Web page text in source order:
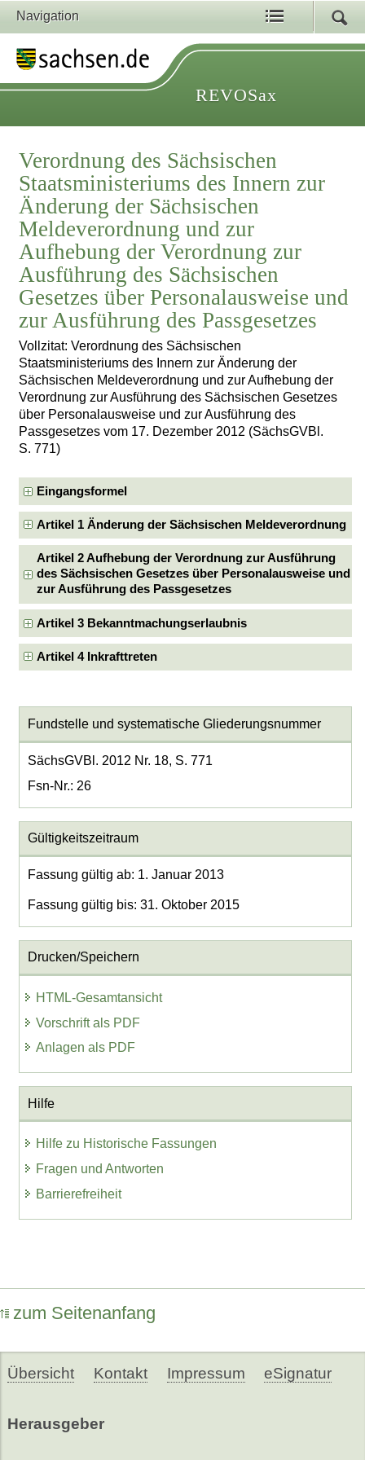
Navigation
REVOSax
Verordnung des Sächsischen
Staatsministeriums des Innern zur
Änderung der Sächsischen
Meldeverordnung und zur
Aufhebung der Verordnung zur
Ausführung des Sächsischen
Gesetzes über Personalausweise und
zur Ausführung des Passgesetzes
Vollzitat: Verordnung des Sächsischen
Staatsministeriums des Innern zur Änderung der
Sächsischen Meldeverordnung und zur Aufhebung der
Verordnung zur Ausführung des Sächsischen Gesetzes
über Personalausweise und zur Ausführung des
Passgesetzes vom 17. Dezember 2012 (SächsGVBl.
S. 771)
Eingangsformel
Artikel 1 Änderung der Sächsischen Meldeverordnung
Artikel 2 Aufhebung der Verordnung zur Ausführung
des Sächsischen Gesetzes über Personalausweise und
zur Ausführung des Passgesetzes
Artikel 3 Bekanntmachungserlaubnis
Artikel 4 Inkrafttreten
Fundstelle und systematische Gliederungsnummer
SächsGVBl. 2012 Nr. 18, S. 771
Fsn-Nr.: 26
Gültigkeitszeitraum
Fassung gültig ab: 1. Januar 2013
Fassung gültig bis: 31. Oktober 2015
Drucken/Speichern
HTML-Gesamtansicht
Vorschrift als PDF
Anlagen als PDF
Hilfe
Hilfe zu Historische Fassungen
Fragen und Antworten
Barrierefreiheit
zum Seitenanfang
Übersicht Kontakt Impressum eSignatur
Herausgeber